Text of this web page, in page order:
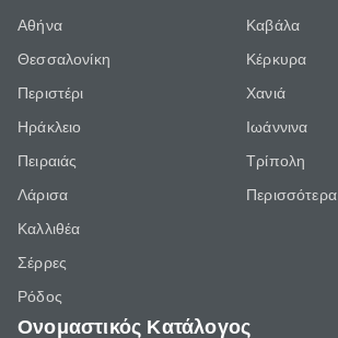
Αθήνα
Θεσσαλονίκη
Περιστέρι
Ηράκλειο
Πειραιάς
Λάρισα
Καλλιθέα
Σέρρες
Ρόδος
Καβάλα
Κέρκυρα
Χανιά
Ιωάννινα
Τρίπολη
Περισσότερα
Ονομαστικός Κατάλογος